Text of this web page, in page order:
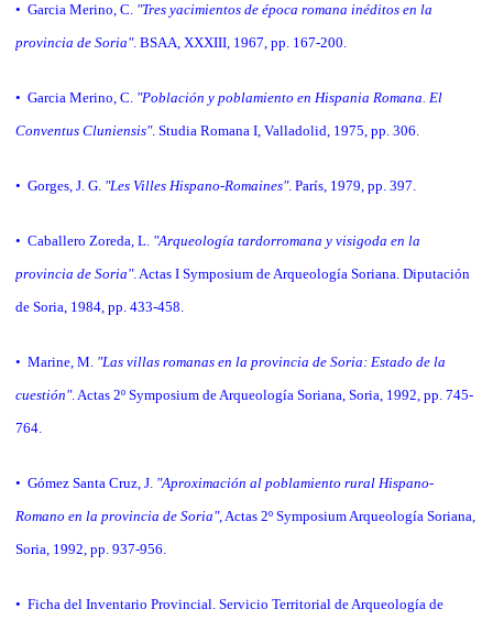
• Garcia Merino, C. "Tres yacimientos de época romana inéditos en la
provincia de Soria". BSAA, XXXIII, 1967, pp. 167-200.
• Garcia Merino, C. "Población y poblamiento en Hispania Romana. El
Conventus Cluniensis". Studia Romana I, Valladolid, 1975, pp. 306.
• Gorges, J. G. "Les Villes Hispano-Romaines". París, 1979, pp. 397.
• Caballero Zoreda, L. "Arqueología tardorromana y visigoda en la
provincia de Soria". Actas I Symposium de Arqueología Soriana. Diputación
de Soria, 1984, pp. 433-458.
• Marine, M. "Las villas romanas en la provincia de Soria: Estado de la
cuestión". Actas 2º Symposium de Arqueología Soriana, Soria, 1992, pp. 745-
764.
• Gómez Santa Cruz, J. "Aproximación al poblamiento rural Hispano-
Romano en la provincia de Soria", Actas 2º Symposium Arqueología Soriana,
Soria, 1992, pp. 937-956.
• Ficha del Inventario Provincial. Servicio Territorial de Arqueología de